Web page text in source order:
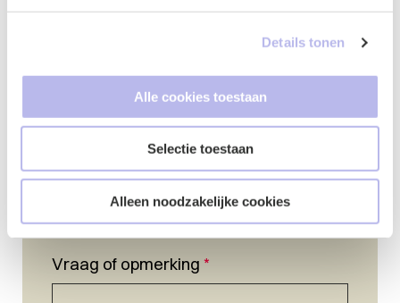
Details tonen
Alle cookies toestaan
Selectie toestaan
Alleen noodzakelijke cookies
Telefoonnummer*
Vraag of opmerking *